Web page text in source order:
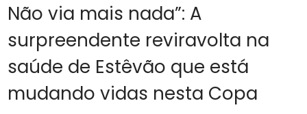
Não via mais nada”: A
surpreendente reviravolta na
saúde de Estêvão que está
mudando vidas nesta Copa